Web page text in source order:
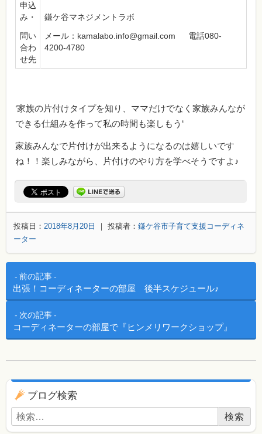
申込
み・
問い
合わ
せ先
鎌ケ谷マネジメントラボ
メール：kamalabo.info@gmail.com 電話080-
4200-4780
‘家族の片付けタイプを知り、ママだけでなく家族みんなが
できる仕組みを作って私の時間も楽しもう‘
家族みんなで片付けが出来るようになるのは嬉しいです
ね！！楽しみながら、片付けのやり方を学べそうですよ♪
投稿日： 2018年8月20日 ｜ 投稿者： 鎌ケ谷市子育て支援コーディネ
ーター
投稿ナビゲーション
前の記事
出張！コーディネーターの部屋 後半スケジュール♪
次の記事
コーディネーターの部屋で『ヒンメリワークショップ』
ブログ用ナビゲーション
ブログ検索
検索: